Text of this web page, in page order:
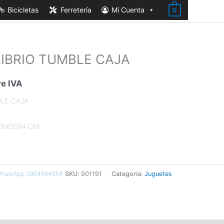
Bicicletas Ferretería Mi Cuenta 0
TUMBLE CAJA
IVA
CAJA
CM
0984664654 SKU: 901191 Categoría: Juguetes